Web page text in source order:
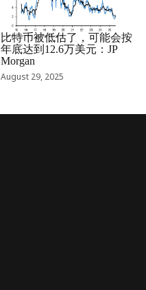
RRCNEWS_ZH
比特币被低估了，可能会按
年底达到12.6万美元：JP
Morgan
August 29, 2025